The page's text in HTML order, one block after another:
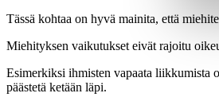
Tässä kohtaa on hyvä mainita, että
Miehityksen vaikutukset eivät rajoitu
Esimerkiksi ihmisten vapaata liikkumista
päästetä ketään läpi.